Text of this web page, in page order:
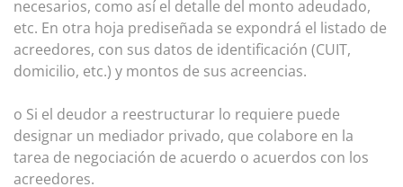
necesarios, como así el detalle del monto adeudado,
etc. En otra hoja prediseñada se expondrá el listado de
acreedores, con sus datos de identificación (CUIT,
domicilio, etc.) y montos de sus acreencias.
o Si el deudor a reestructurar lo requiere puede
designar un mediador privado, que colabore en la
tarea de negociación de acuerdo o acuerdos con los
acreedores.